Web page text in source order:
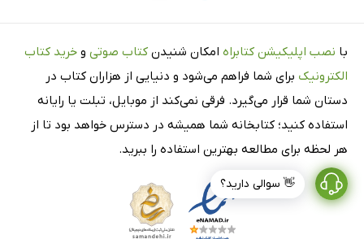
👋 سوالی دارید؟
با نصب اپلیکیشن کتابراه امکان شنیدن کتاب صوتی و خرید کتاب
الکترونیک برای شما فراهم می‌شود و دنیایی از هزاران کتاب در
دستان شما قرار می‌گیرد. فرقی نمی‌کند از موبایل، تبلت یا رایانه
استفاده کنید؛ کتابخانه شما همیشه در دسترس خواهد بود تا از
هر لحظه برای مطالعه بهترین استفاده را ببرید.